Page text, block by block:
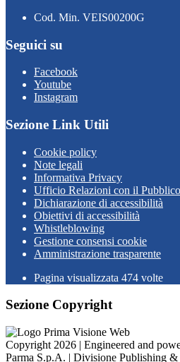
Cod. Min. VEIS00200G
Seguici su
Facebook
Youtube
Instagram
Sezione Link Utili
Cookie policy
Note legali
Informativa Privacy
Ufficio Relazioni con il Pubblico
Dichiarazione di accessibilità
Obiettivi di accessibilità
Whistleblowing
Gestione consensi cookie
Amministrazione trasparente
Pagina visualizzata 474 volte
Sezione Copyright
Copyright 2026 | Engineered and
Parma S.p.A. | Divisione Publishing